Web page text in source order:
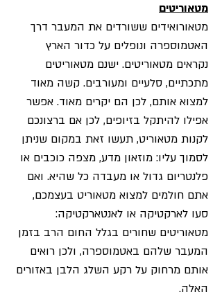
מטאוריטים
מטאורואידים ששורדים את המעבר דרך
האטמוספרה ונופלים על כדור הארץ
נקראים מטאוריטים. ישנם מטאוריטים
מתכתיים, סלעיים ומעורבים. קשה מאוד
למצוא אותם, לכן הם יקרים מאוד. אפשר
אפילו להיתקל בזיופים, לכן אם ברצונכם
לקנות מטאוריט, תעשו זאת במקום שניתן
לסמוך עליו: מוזאון מדע, מצפה כוכבים או
פלנטריום גדול או מעבדה כל שהיא. ואם
אתם חולמים למצוא מטאוריט בעצמכם,
סעו לארקטיקה או לאנטארקטיקה:
מטאוריטים שחורים בגלל החום הרב בזמן
המעבר שלהם באטמוספרה, ולכן רואים
אותם מרחוק על רקע השלג הלבן באזורים
האלה.